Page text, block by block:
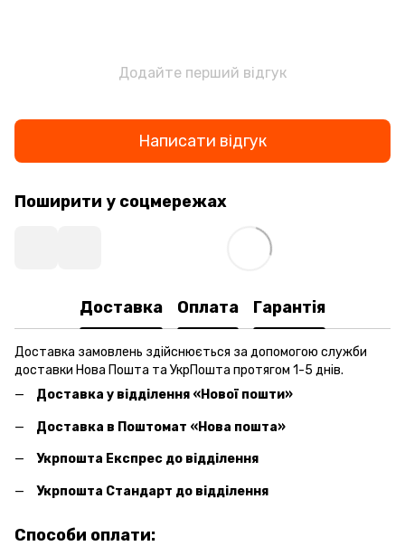
Додайте перший відгук
Написати відгук
Поширити у соцмережах
Доставка Оплата Гарантія
Доставка замовлень здійснюється за допомогою служби
доставки Нова Пошта та УкрПошта протягом 1-5 днів.
Доставка у відділення «Нової пошти»
Доставка в Поштомат «Нова пошта»
Укрпошта Експрес до відділення
Укрпошта Стандарт до відділення
Способи оплати: